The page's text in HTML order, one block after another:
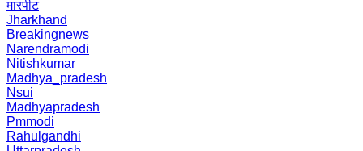
मारपीट
Jharkhand
Breakingnews
Narendramodi
Nitishkumar
Madhya_pradesh
Nsui
Madhyapradesh
Pmmodi
Rahulgandhi